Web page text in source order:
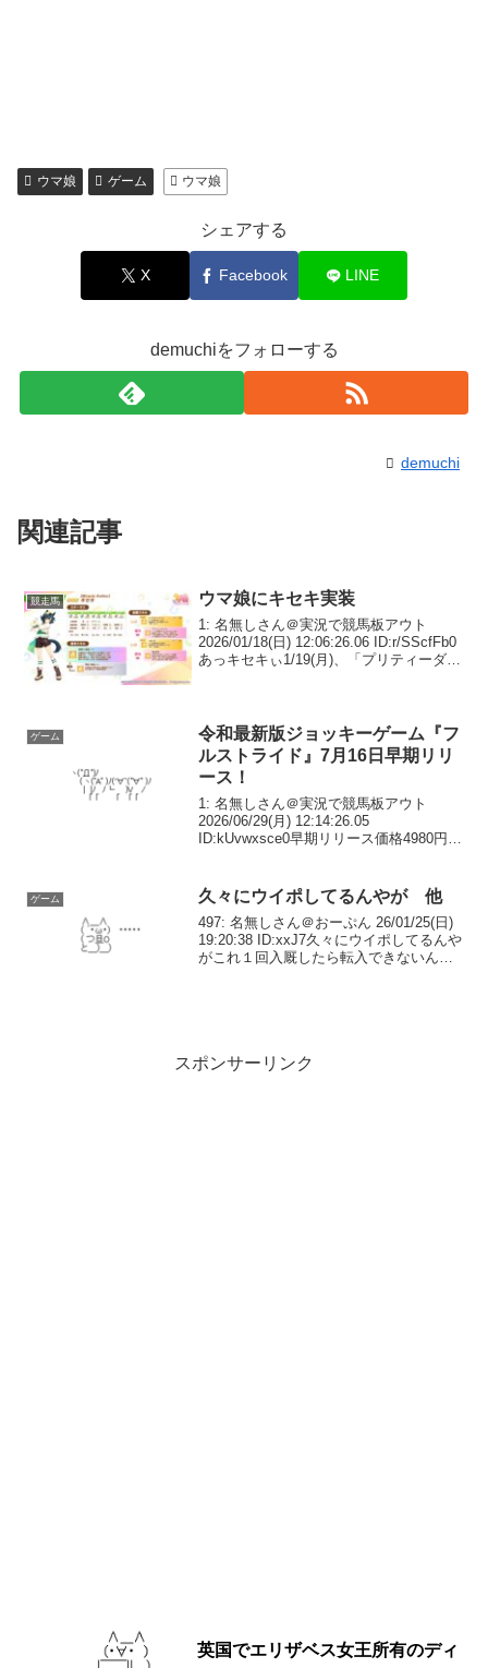
ウマ娘 ゲーム ウマ娘
シェアする
X Facebook LINE
demuchiをフォローする
demuchi
関連記事
競走馬 ウマ娘にキセキ実装
1: 名無しさん＠実況で競馬板アウト
2026/01/18(日) 12:06:26.06 ID:r/SScfFb0
あっキセキぃ1/19(月)、「プリティーダー
ゲーム
令和最新版ジョッキーゲーム『フ
ルストライド』7月16日早期リリ
ース！
1: 名無しさん＠実況で競馬板アウト
2026/06/29(月) 12:14:26.05
ID:kUvwxsce0早期リリース価格4980円バ
2026/06/29(月) 12...
ゲーム 久々にウイポしてるんやが 他
497: 名無しさん＠おーぷん 26/01/25(日)
19:20:38 ID:xxJ7久々にウイポしてるんや
がこれ１回入厩したら転入できないんか
スポンサーリンク
英国でエリザベス女王所有のディ